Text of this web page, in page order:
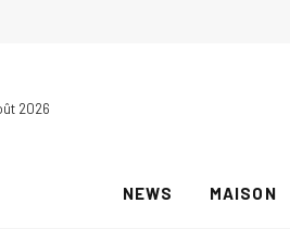
2026
NEWS MAISON